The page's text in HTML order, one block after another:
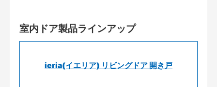
室内ドア製品ラインアップ
ieria(イエリア) リビングドア 開き戸